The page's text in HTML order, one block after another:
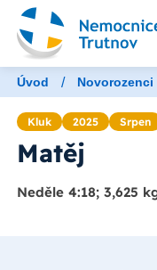
Úvod / Novorozenci
Kluk 2025 Srpen
Matěj
Neděle 4:18; 3,625